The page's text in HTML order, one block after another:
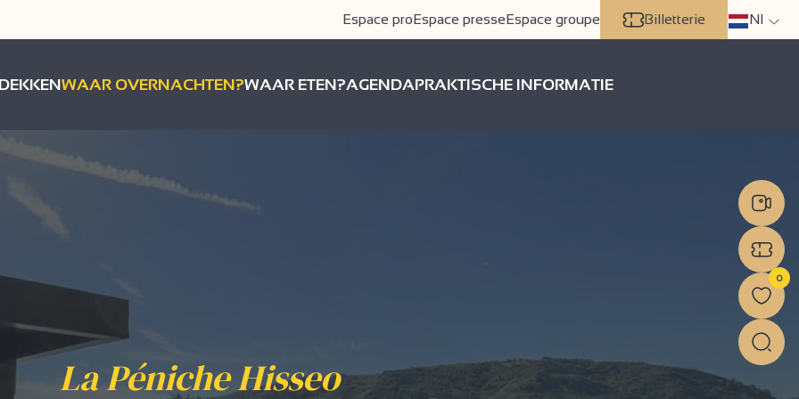
Espace proEspace presseEspace groupe Billetterie Nl
WAAR OVERNACHTEN?WAAR ETEN?AGENDAPRAKTISCHE INFORMATIE
La Péniche Hisseo
0